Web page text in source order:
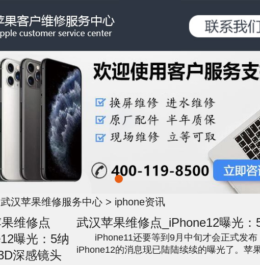
武汉苹果维修服务中心 > iphone资讯
武汉苹果维修点_iPhone12曝光：
米A14+3D深感镜头+完美全屏！
iPhone11还要等到9月中旬才会正式发布
iPhone12的消息现已陆陆续续的曝光了。苹